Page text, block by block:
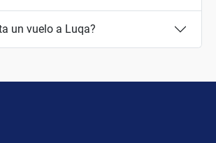
un vuelo a Luqa?